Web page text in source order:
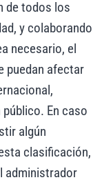
de todos los
y colaborando
necesario, el
puedan afectar
En caso
algún
clasificación,
administrador